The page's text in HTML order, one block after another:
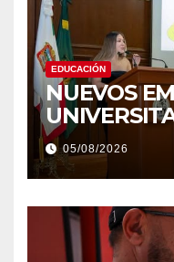
EDUCACIÓN
NUEVOS
05/08/2026